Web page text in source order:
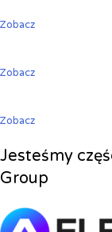
Zobacz
Zobacz
Zobacz
Jesteśmy
Group